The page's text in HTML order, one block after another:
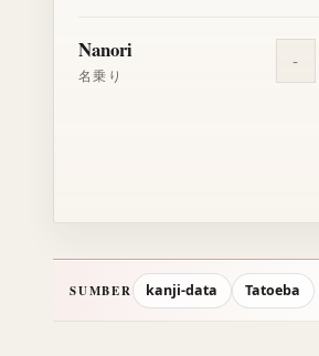
Nanori
名乗り
-
SUMBER kanji-data Tatoeba